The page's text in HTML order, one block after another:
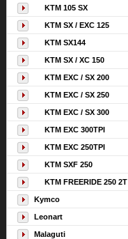
KTM 105 SX
KTM SX / EXC 125
KTM SX144
KTM SX / XC 150
KTM EXC / SX 200
KTM EXC / SX 250
KTM EXC / SX 300
KTM EXC 300TPI
KTM EXC 250TPI
KTM SXF 250
KTM FREERIDE 250 2T
Kymco
Leonart
Malaguti